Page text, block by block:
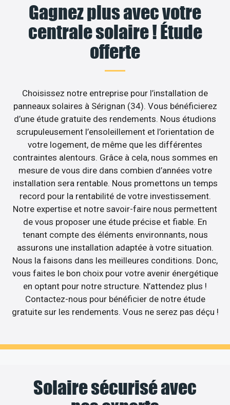
Gagnez plus avec votre
centrale solaire ! Étude
offerte
Choisissez notre entreprise pour l’installation de
panneaux solaires à Sérignan (34). Vous bénéficierez
d’une étude gratuite des rendements. Nous étudions
scrupuleusement l’ensoleillement et l’orientation de
votre logement, de même que les différentes
contraintes alentours. Grâce à cela, nous sommes en
mesure de vous dire dans combien d’années votre
installation sera rentable. Nous promettons un temps
record pour la rentabilité de votre investissement.
Notre expertise et notre savoir-faire nous permettent
de vous proposer une étude précise et fiable. En
tenant compte des éléments environnants, nous
assurons une installation adaptée à votre situation.
Nous la faisons dans les meilleures conditions. Donc,
vous faites le bon choix pour votre avenir énergétique
en optant pour notre structure. N’attendez plus !
Contactez-nous pour bénéficier de notre étude
gratuite sur les rendements. Vous ne serez pas déçu !
Solaire sécurisé avec